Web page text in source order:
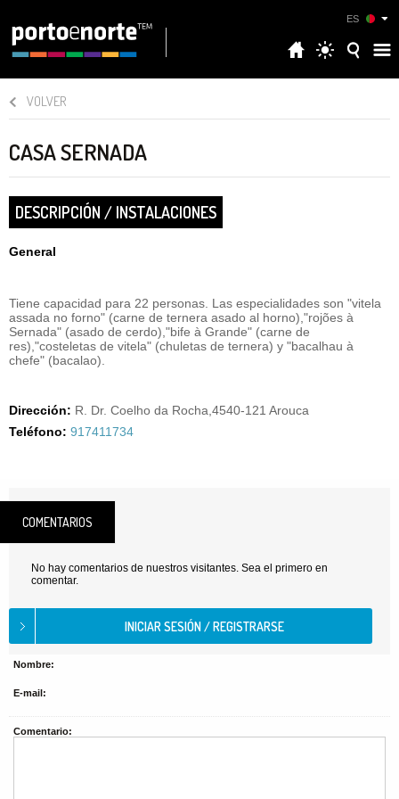
ES
VOLVER
CASA SERNADA
DESCRIPCIÓN / INSTALACIONES
General
Tiene capacidad para 22 personas. Las especialidades son "vitela
assada no forno" (carne de ternera asado al horno),"rojões à
Sernada" (asado de cerdo),"bife à Grande" (carne de
res),"costeletas de vitela" (chuletas de ternera) y "bacalhau à
chefe" (bacalao).
Dirección: R. Dr. Coelho da Rocha,4540-121 Arouca
Teléfono: 917411734
COMENTARIOS
No hay comentarios de nuestros visitantes. Sea el primero en
comentar.
Nombre:
E-mail:
Comentario: